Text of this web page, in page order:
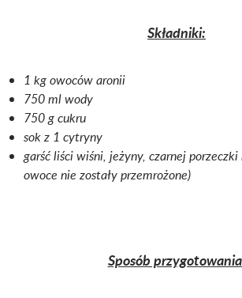
Składniki:
1 kg owoców aronii
750 ml wody
750 g cukru
sok z 1 cytryny
garść liści wiśni, jeżyny, czarnej
owoce nie zostały przemrożone)
Sposób